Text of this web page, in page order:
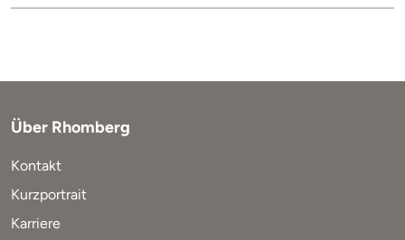
Über Rhomberg
Kontakt
Kurzportrait
Karriere